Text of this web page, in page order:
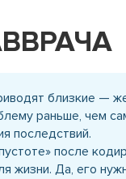
близкие —
раньше, чем
последствий.
после
жизни. Да, его